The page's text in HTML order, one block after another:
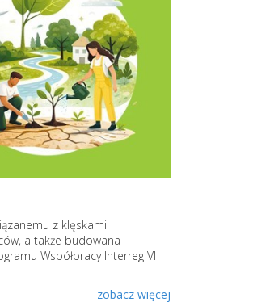
z klęskami
a także budowana
Współpracy Interreg VI
zobacz więcej